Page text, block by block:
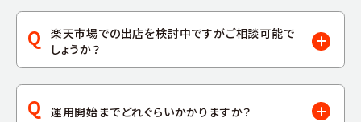
Q
楽天市場での出店を検討中ですがご相談可能で
しょうか？
Q 運用開始までどれぐらいかかりますか？